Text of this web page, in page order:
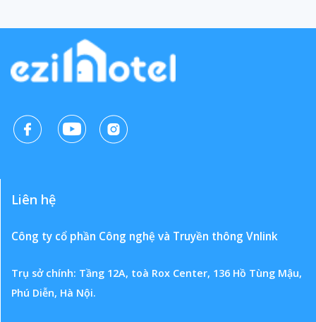
Liên hệ
Công ty cổ phần Công nghệ và Truyền thông Vnlink
Trụ sở chính: Tầng 12A, toà Rox Center, 136 Hồ Tùng Mậu,
Phú Diễn, Hà Nội.